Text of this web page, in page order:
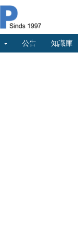
公告 知識庫